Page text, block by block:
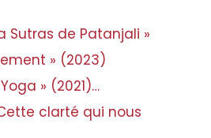
Sutras de Patanjali »
» (2023)
» (2021)…
clarté qui nous